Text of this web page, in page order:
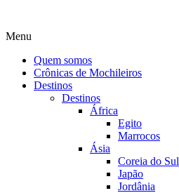
Menu
Quem somos
Crônicas de Mochileiros
Destinos
Destinos
África
Egito
Marrocos
Ásia
Coreia do Sul
Japão
Jordânia